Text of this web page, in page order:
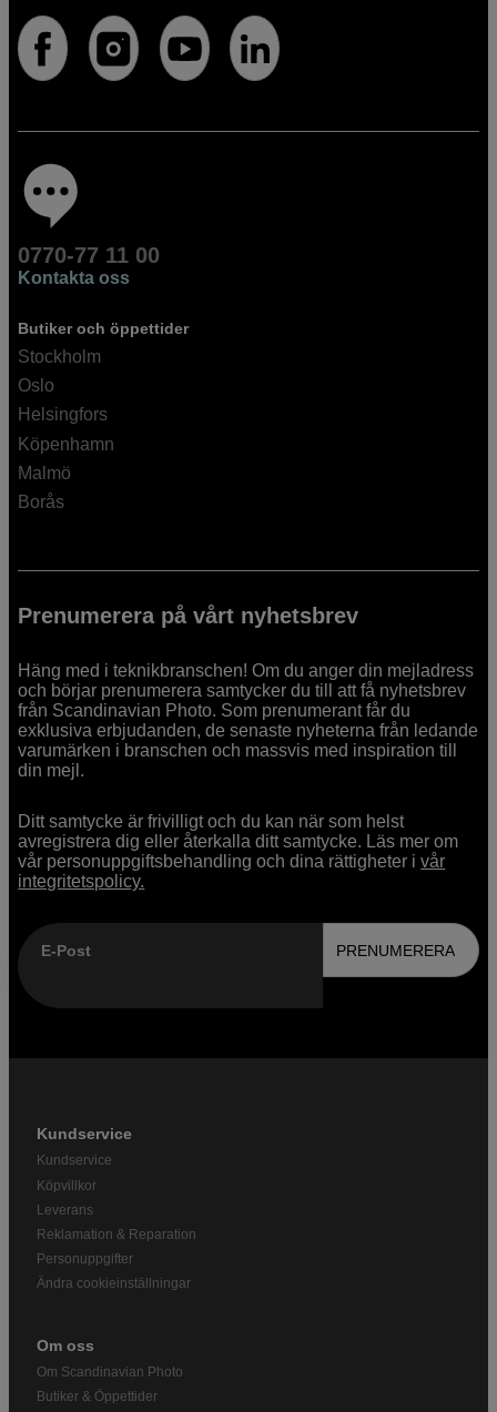
0770-77 11 00
Kontakta oss
Butiker och öppettider
Stockholm
Oslo
Helsingfors
Köpenhamn
Malmö
Borås
Prenumerera på vårt nyhetsbrev
Häng med i teknikbranschen! Om du anger din mejladress
och börjar prenumerera samtycker du till att få nyhetsbrev
från Scandinavian Photo. Som prenumerant får du
exklusiva erbjudanden, de senaste nyheterna från ledande
varumärken i branschen och massvis med inspiration till
din mejl.
Ditt samtycke är frivilligt och du kan när som helst
avregistrera dig eller återkalla ditt samtycke. Läs mer om
vår personuppgiftsbehandling och dina rättigheter ivår
integritetspolicy.
E-Post PRENUMERERA
Kundservice
Kundservice
Köpvillkor
Leverans
Reklamation & Reparation
Personuppgifter
Ändra cookieinställningar
Om oss
Om Scandinavian Photo
Butiker & Öppettider